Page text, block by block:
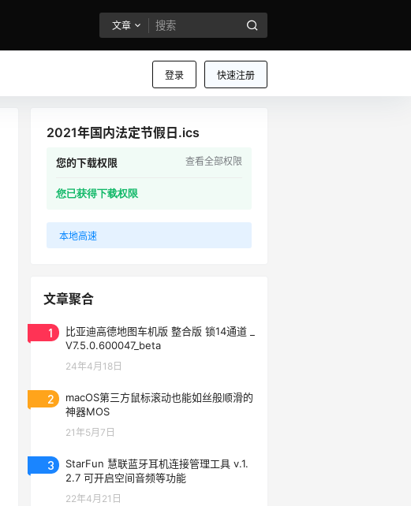
文章
登录 快速注册
2021年国内法定节假日.ics
您的下载权限 查看全部权限
您已获得下载权限
本地高速
文章聚合
1
比亚迪高德地图车机版 整合版 锁14通道 _
V7.5.0.600047_beta
24年4月18日
2
macOS第三方鼠标滚动也能如丝般顺滑的
神器MOS
21年5月7日
3
StarFun 慧联蓝牙耳机连接管理工具 v.1.
2.7 可开启空间音频等功能
22年4月21日